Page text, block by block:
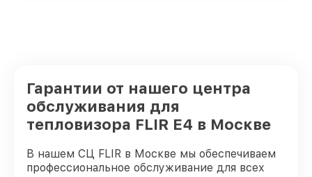
Гарантии от нашего центра
обслуживания для
тепловизора FLIR E4 в Москве
В нашем СЦ FLIR в Москве мы обеспечиваем
профессиональное обслуживание для всех